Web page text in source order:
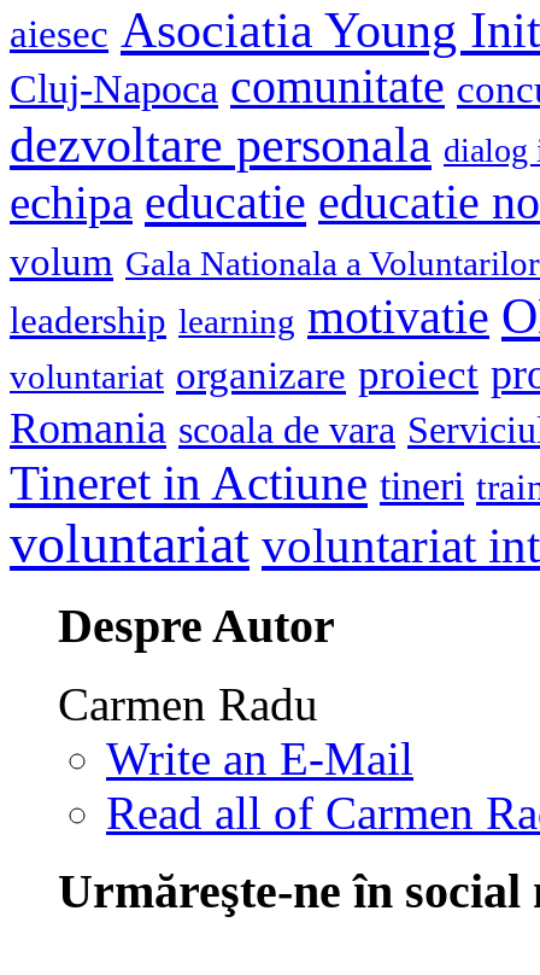
aiesec Asociatia Young
Cluj-Napoca comunitate
dezvoltare personala dialog
echipa educatie educatie
volum Gala Nationala a Voluntarilor
leadership learning motivatie
voluntariat organizare proiect
Romania scoala de vara
Tineret in Actiune tineri
voluntariat voluntariat
Despre Autor
Carmen Radu
Write an E-Mail
Read all of Carmen
Urmăreşte-ne în social